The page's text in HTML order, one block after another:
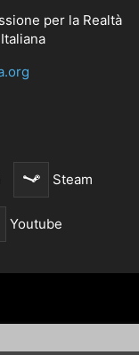
per la Realtà
Steam
Youtube